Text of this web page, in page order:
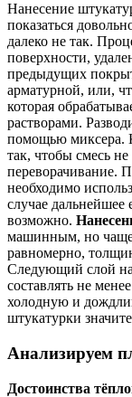
Нанесение
показаться
далеко не так.
поверхности,
предыдущих
арматурной, или,
которая
растворами.
помощью миксера.
так, чтобы смесь не
переворачивание.
необходимо
случае дальнейшее
возможно.
машинным, но чаще
равномерно,
Следующий слой
составлять не
холодную и
штукатурки
Анализируем
Достоинства